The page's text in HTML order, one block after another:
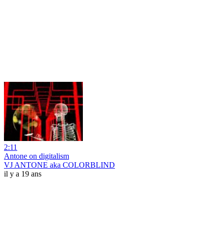
2:11
Antone on digitalism
VJ ANTONE aka COLORBLIND
il y a 19 ans